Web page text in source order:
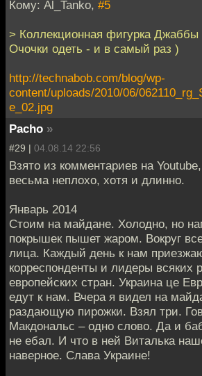
Кому: Al_Tanko, #5
> Коллекционная фигурка Джаббы
Очочки одеть - и в самый раз )
http://technabob.com/blog/wp-
content/uploads/2010/06/
e_02.jpg
Pacho »
#29 | 04.08.14 22:56
Взято из комментариев на
весьма неплохо, хотя и длинно.
Январь 2014
Стоим на майдане. Холодно, но
покрышек пышет жаром. Вокруг
лица. Каждый день к нам
корреспонденты и лидеры всяких
европейских стран. Украина це
едут к нам. Вчера я видел на
раздающую пирожки. Взял три.
Макдональс – одно слово. Да и
не ебал. И что в ней Виталька
наверное. Слава Украине!